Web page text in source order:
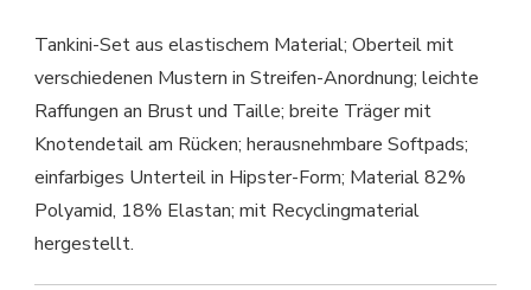
Tankini-Set aus elastischem Material; Oberteil mit
verschiedenen Mustern in Streifen-Anordnung; leichte
Raffungen an Brust und Taille; breite Träger mit
Knotendetail am Rücken; herausnehmbare Softpads;
einfarbiges Unterteil in Hipster-Form; Material 82%
Polyamid, 18% Elastan; mit Recyclingmaterial
hergestellt.